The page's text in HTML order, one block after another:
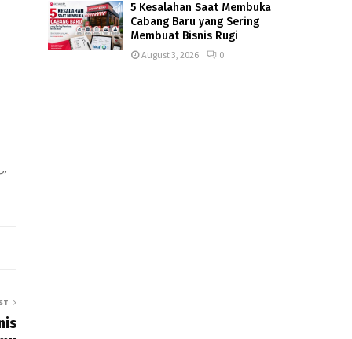
5 Kesalahan Saat Membuka
Cabang Baru yang Sering
Membuat Bisnis Rugi
August 3, 2026 0